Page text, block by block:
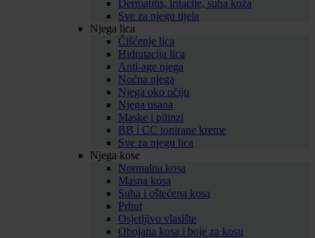
Dermatitis, iritacije, suha koža
Sve za njegu tijela
Njega lica
Čišćenje lica
Hidratacija lica
Anti-age njega
Noćna njega
Njega oko očiju
Njega usana
Maske i pilinzi
BB i CC tonirane kreme
Sve za njegu lica
Njega kose
Normalna kosa
Masna kosa
Suha i oštećena kosa
Prhut
Osjetljivo vlasište
Obojana kosa i boje za kosu